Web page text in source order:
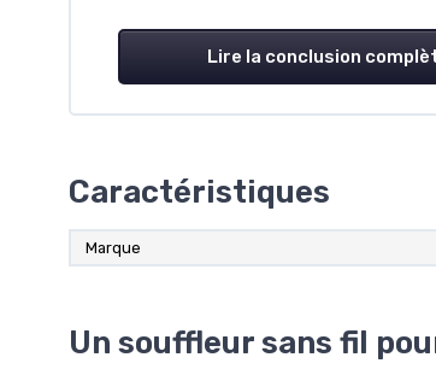
Lire la conclusion
Caractéristiques
Marque
Un souffleur sans fil